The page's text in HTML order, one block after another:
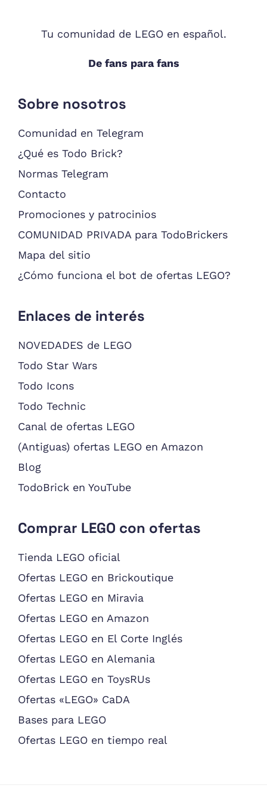
Tu comunidad de LEGO en español.
De fans para fans
Sobre nosotros
Comunidad en Telegram
¿Qué es Todo Brick?
Normas Telegram
Contacto
Promociones y patrocinios
COMUNIDAD PRIVADA para TodoBrickers
Mapa del sitio
¿Cómo funciona el bot de ofertas LEGO?
Enlaces de interés
NOVEDADES de LEGO
Todo Star Wars
Todo Icons
Todo Technic
Canal de ofertas LEGO
(Antiguas) ofertas LEGO en Amazon
Blog
TodoBrick en YouTube
Comprar LEGO con ofertas
Tienda LEGO oficial
Ofertas LEGO en Brickoutique
Ofertas LEGO en Miravia
Ofertas LEGO en Amazon
Ofertas LEGO en El Corte Inglés
Ofertas LEGO en Alemania
Ofertas LEGO en ToysRUs
Ofertas «LEGO» CaDA
Bases para LEGO
Ofertas LEGO en tiempo real